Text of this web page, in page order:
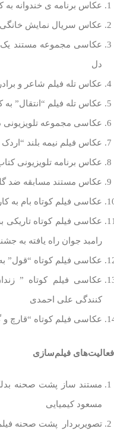
عکاس برنامه ی خندوانه به
عکاس سریال نمایش
عکاسی مجموعه مستند یک
دل
عکاس تله فیلم شاعر و
عکاس تله فیلم “انتقال” به
عکاسی مجموعه تلویزیونی
عکاس فیلم نیمه بلند “اردک
عکاس برنامه تلویزیونی
عکاس مستند مسابقه ضد
عکاسی فیلم کوتاه بام به
عکاسی فیلم کوتاه تاریکی
رامبد جوان راه یافته به
عکاسی فیلم کوتاه “قول”
عکاسی فیلم کوتاه ”
کنندگی علی احمدی
عکاسی فیلم کوتاه “قارچ
فعالیت‌های فیلم‌سازی
مستند ساز پشت صحنه
مسعود کیمیایی
تصویربردار پشت صحنه